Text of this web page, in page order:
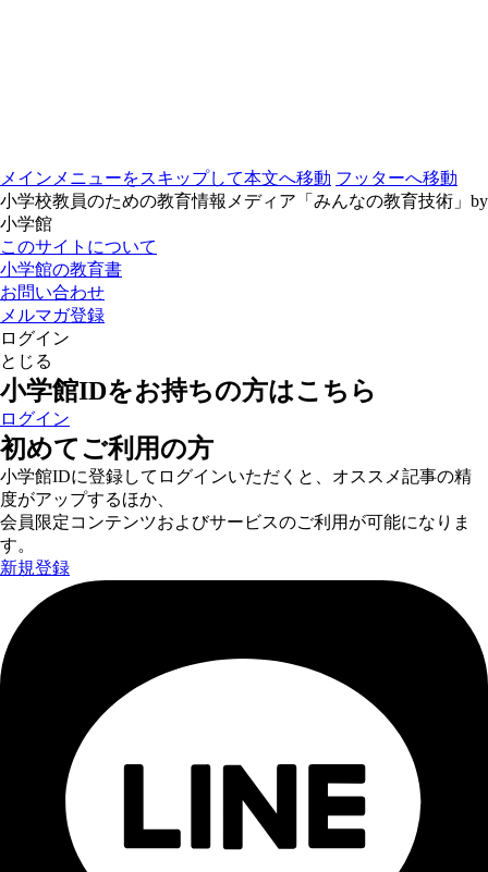
メインメニューをスキップして本文へ移動 フッターへ移動
小学校教員のための教育情報メディア「みんなの教育技術」by
小学館
このサイトについて
小学館の教育書
お問い合わせ
メルマガ登録
ログイン
とじる
小学館IDをお持ちの方はこちら
ログイン
初めてご利用の方
小学館IDに登録してログインいただくと、オススメ記事の精
度がアップするほか、
会員限定コンテンツおよびサービスのご利用が可能になりま
す。
新規登録